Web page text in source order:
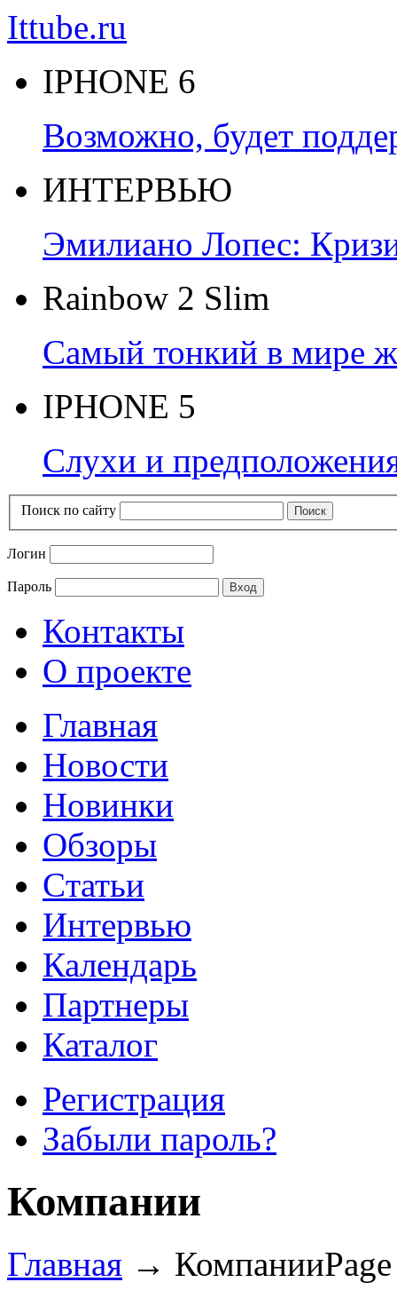
Ittube.ru
IPHONE 6
Возможно, будет
ИНТЕРВЬЮ
Эмилиано Лопес:
Rainbow 2 Slim
Самый тонкий в мире
IPHONE 5
Слухи и
Поиск по сайту
Логин
Пароль
Контакты
О проекте
Главная
Новости
Новинки
Обзоры
Cтатьи
Интервью
Календарь
Партнеры
Каталог
Регистрация
Забыли пароль?
Компании
Главная → Компании